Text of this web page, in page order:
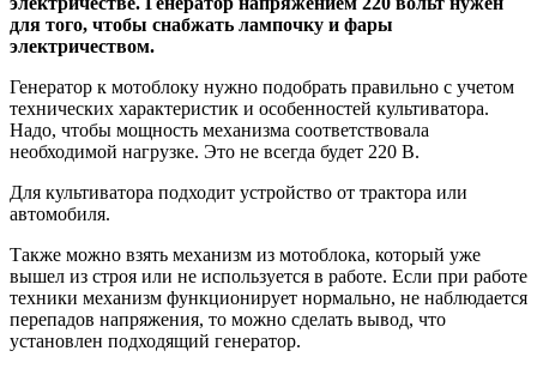
для того, чтобы снабжать лампочку и фары
электричеством.
Генератор к мотоблоку нужно подобрать правильно с учетом
технических характеристик и особенностей культиватора.
Надо, чтобы мощность механизма соответствовала
необходимой нагрузке. Это не всегда будет 220 В.
Для культиватора подходит устройство от трактора или
автомобиля.
Также можно взять механизм из мотоблока, который уже
вышел из строя или не используется в работе. Если при работе
техники механизм функционирует нормально, не наблюдается
перепадов напряжения, то можно сделать вывод, что
установлен подходящий генератор.